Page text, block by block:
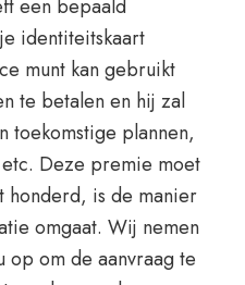
een bepaald
identiteitskaart
munt kan gebruikt
te betalen en hij zal
toekomstige plannen,
Deze premie moet
honderd, is de manier
omgaat. Wij nemen
op om de aanvraag te